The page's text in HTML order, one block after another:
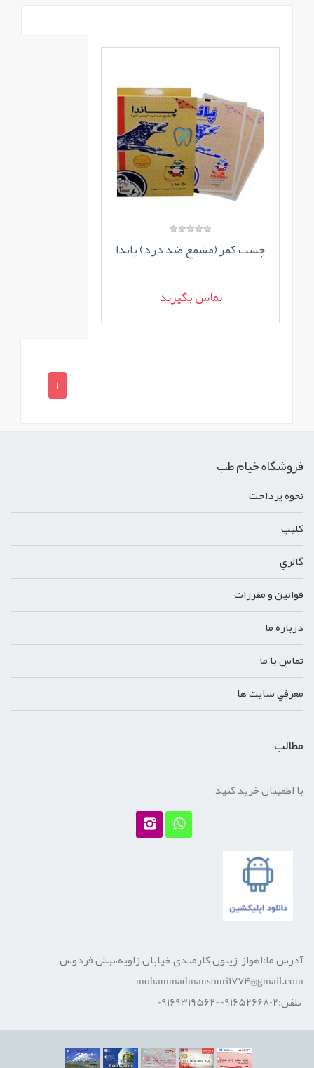
چسب کمر (مشمع ضد درد) پاندا
تماس بگیرید
1
فروشگاه خیام طب
نحوه پرداخت
کليپ
گالري
قوانين و مقررات
درباره ما
تماس با ما
معرفي سايت ها
مطالب
با اطمینان خرید کنید
آدرس ما:اهواز, زیتون کارمندی،خیابان زاویه،نبش فردوس
mohammadmansouri1774@gmail.com
تلفن:09165266802-09169319562